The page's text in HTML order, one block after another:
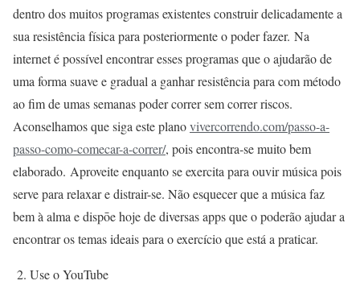
dentro dos muitos programas existentes construir delicadamente a
sua resistência física para posteriormente o poder fazer. Na
internet é possível encontrar esses programas que o ajudarão de
uma forma suave e gradual a ganhar resistência para com método
ao fim de umas semanas poder correr sem correr riscos.
Aconselhamos que siga este planovivercorrendo.com/passo-a-
passo-como-comecar-a-correr/, pois encontra-se muito bem
elaborado. Aproveite enquanto se exercita para ouvir música pois
serve para relaxar e distrair-se. Não esquecer que a música faz
bem à alma e dispōe hoje de diversas apps que o poderão ajudar a
encontrar os temas ideais para o exercício que está a praticar.
2. Use o YouTube